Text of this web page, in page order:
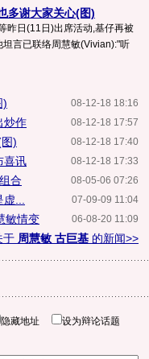
多谢大家关心(图)
昨日(11日)出席活动,基仔再被
言已联络周慧敏(Vivian):"听
08-12-18 18:16
)
08-12-18 17:57
炒作
08-12-18 17:40
)
08-12-18 17:33
喜讯
08-05-06 07:26
合
07-09-09 11:04
...
06-08-20 11:09
敏情变
于 周慧敏 古巨基 的新闻>>
隐藏地址 设为辩论话题